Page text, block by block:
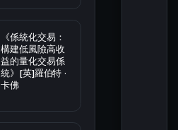
《係統化交易：
構建低風險高收
益的量化交易係
統》[英]羅伯特 ·
卡佛